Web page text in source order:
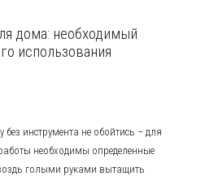
дома: необходимый
использования
инструмента не обойтись – для
необходимы определенные
голыми руками вытащить